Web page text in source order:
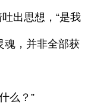
出思想，“是我
魂，并非全部获
么？”